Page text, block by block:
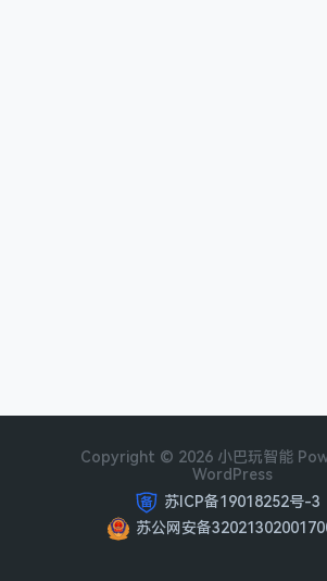
Copyright © 2026 小巴玩智能
WordPress
苏ICP备19018252号-3
苏公网安备